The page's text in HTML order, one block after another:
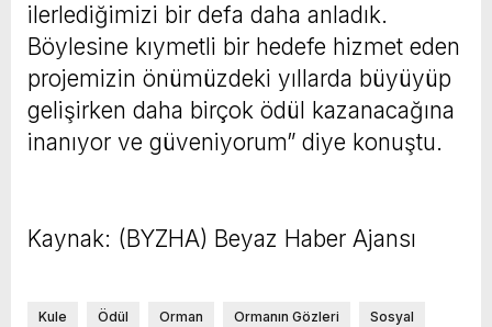
ilerlediğimizi bir defa daha anladık.
Böylesine kıymetli bir hedefe hizmet eden
projemizin önümüzdeki yıllarda büyüyüp
gelişirken daha birçok ödül kazanacağına
inanıyor ve güveniyorum” diye konuştu.
Kaynak: (BYZHA) Beyaz Haber Ajansı
Kule Ödül Orman Ormanın Gözleri Sosyal